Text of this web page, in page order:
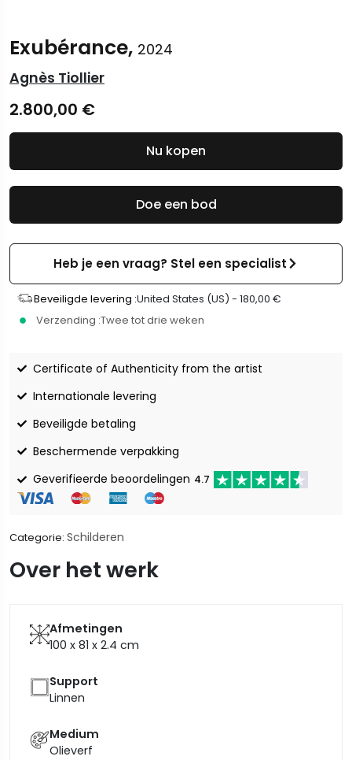
Exubérance, 2024
Agnès Tiollier
2.800,00 €
Doe een bod
Heb je een vraag? Stel een specialist
Beveiligde levering :United States (US) - 180,00 €
Verzending :Twee tot drie weken
Certificate of Authenticity from the artist
Internationale levering
Beveiligde betaling
Beschermende verpakking
Geverifieerde beoordelingen 4.7
Categorie: Schilderen
Nu kopen
Over het werk
Afmetingen
100 x 81 x 2.4 cm
Support
Linnen
Medium
Olieverf